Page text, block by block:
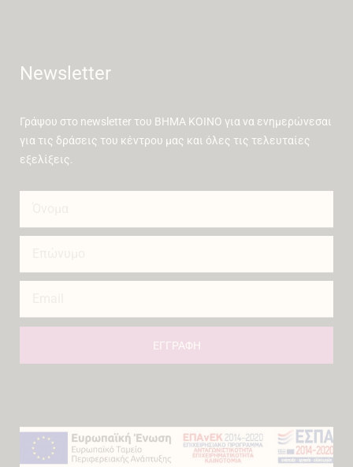
Newsletter
Γράψου στο newsletter του ΒΗΜΑ ΚΟΙΝΟ για να ενημερώνεσαι
για τις δράσεις του κέντρου μας και όλες τις τελευταίες
εξελίξεις.
ΕΓΓΡΑΦΗ